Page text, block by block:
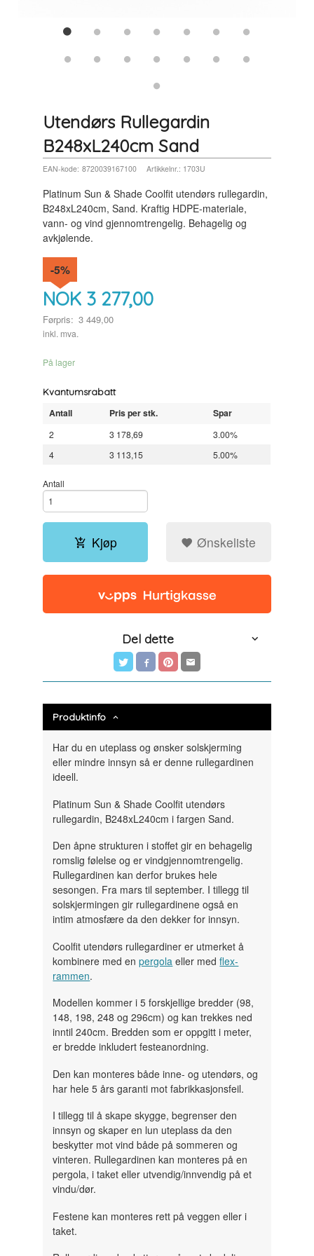
Utendørs Rullegardin
B248xL240cm Sand
EAN-kode: 8720039167100 Artikkelnr.: 1703U
Platinum Sun & Shade Coolfit utendørs rullegardin,
B248xL240cm, Sand. Kraftig HDPE-materiale,
vann- og vind gjennomtrengelig. Behagelig og
avkjølende.
NOK 3 277,00
Førpris: 3 449,00
Rabatt
-5%
inkl. mva.
På lager
Kvantumsrabatt
Antall Pris per stk. Spar
2 3 178,69
3.00%
4
3 113,15 5.00%
Antall
Kjøp Ønskeliste
Del dette
Produktinfo
Har du en uteplass og ønsker solskjerming
eller mindre innsyn så er denne rullegardinen
ideell.
Platinum Sun & Shade Coolfit utendørs
rullegardin, B248xL240cm i fargen Sand.
Den åpne strukturen i stoffet gir en behagelig
romslig følelse og er vindgjennomtrengelig.
Rullegardinen kan derfor brukes hele
sesongen. Fra mars til september. I tillegg til
solskjermingen gir rullegardinene også en
intim atmosfære da den dekker for innsyn.
Coolfit utendørs rullegardiner er utmerket å
kombinere med enpergola eller medflex-
rammen.
Modellen kommer i 5 forskjellige bredder (98,
148, 198, 248 og 296cm) og kan trekkes ned
inntil 240cm. Bredden som er oppgitt i meter,
er bredde inkludert festeanordning.
Den kan monteres både inne- og utendørs, og
har hele 5 års garanti mot fabrikkasjonsfeil.
I tillegg til å skape skygge, begrenser den
innsyn og skaper en lun uteplass da den
beskytter mot vind både på sommeren og
vinteren. Rullegardinen kan monteres på en
pergola, i taket eller utvendig/innvendig på et
vindu/dør.
Festene kan monteres rett på veggen eller i
taket.